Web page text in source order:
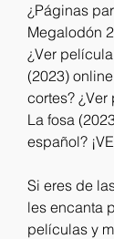
¿Páginas
Megalodón
¿Ver
(2023)
cortes?
La fosa
español?
Si eres de
les encanta
películas y